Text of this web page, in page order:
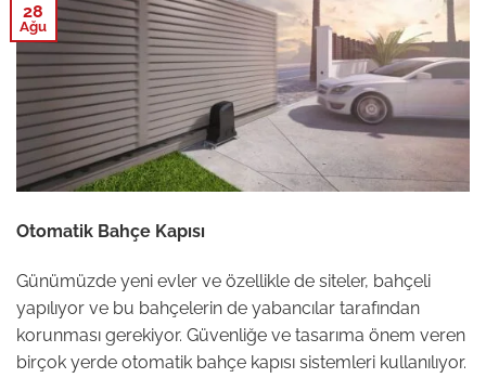
28
Ağu
Otomatik Bahçe Kapısı
Günümüzde yeni evler ve özellikle de siteler, bahçeli
yapılıyor ve bu bahçelerin de yabancılar tarafından
korunması gerekiyor. Güvenliğe ve tasarıma önem veren
birçok yerde otomatik bahçe kapısı sistemleri kullanılıyor.